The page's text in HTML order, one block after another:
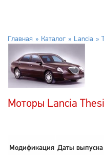
Главная Каталог Lancia
Моторы Lancia
Модификация Даты выпуска